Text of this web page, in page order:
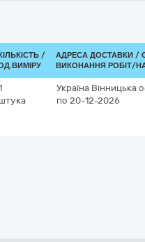
/
АДРЕСА ДОСТАВКИ /
ВИКОНАННЯ РОБІТ/
штука
Україна Вінницька
по 20-12-2026